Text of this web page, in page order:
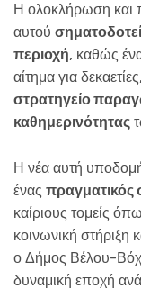
Η ολοκλήρωση και
αυτού
περιοχή, καθώς
αίτημα για
στρατηγείο
καθημερινότητας
Η νέα αυτή υποδομή
ένας πραγματικός
καίριους τομείς
κοινωνική στήριξη
ο Δήμος Βέλου-
δυναμική εποχή